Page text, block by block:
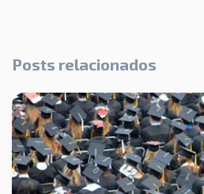
Posts relacionados